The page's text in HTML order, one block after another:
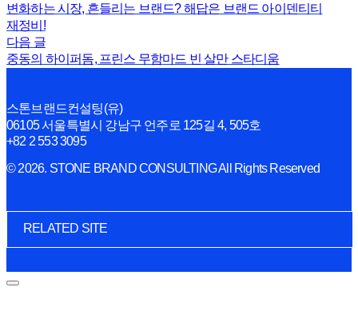
변화하는 시장, 흔들리는 브랜드? 해답은 브랜드 아이덴티티
재정비!
다음 글
중동의 하이퍼돔, 프린스 무함마드 빈 살만 스타디움
스톤브랜드컨설팅(유)
06105 서울특별시 강남구 언주로 125길 4, 505호
+82 2 553 3095
© 2026. STONE BRAND CONSULTING All Rights Reserved
RELATED SITE